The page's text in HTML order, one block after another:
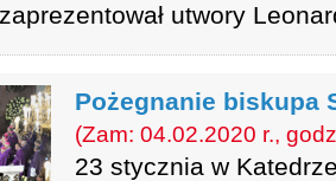
utwory
Pożegnanie biskupa
(Zam: 04.02.2020 r.,
23 stycznia w